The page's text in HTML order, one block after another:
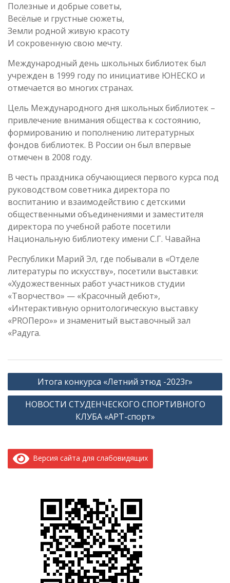
Полезные и добрые советы,
Весёлые и грустные сюжеты,
Земли родной живую красоту
И сокровенную свою мечту.
Международный день школьных библиотек был
учрежден в 1999 году по инициативе ЮНЕСКО и
отмечается во многих странах.
Цель Международного дня школьных библиотек –
привлечение внимания общества к состоянию,
формированию и пополнению литературных
фондов библиотек. В России он был впервые
отмечен в 2008 году.
В честь праздника обучающиеся первого курса под
руководством советника директора по
воспитанию и взаимодействию с детскими
общественными объединениями и заместителя
директора по учебной работе посетили
Национальную библиотеку имени С.Г. Чавайна
Республики Марий Эл, где побывали в «Отделе
литературы по искусству», посетили выставки:
«Художественных работ участников студии
«Творчество» — «Красочный дебют»,
«Интерактивную орнитологическую выставку
«PROПеро»» и знаменитый выставочный зал
«Радуга.
Навигация
по
записям
Итога конкурса «Летний этюд -2023г»
НОВОСТИ СТУДЕНЧЕСКОГО СПОРТИВНОГО
КЛУБА «АРТ-спорт»
Версия сайта для слабовидящих